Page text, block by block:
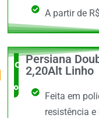
A partir de
O Mais
completo
Persiana
2,20Alt Linho
Feita em
resistência e